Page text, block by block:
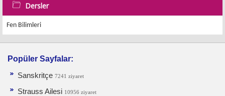
Dersler
Fen Bilimleri
Popüler Sayfalar:
Sanskritçe 7241 ziyaret
Strauss Ailesi 10956 ziyaret